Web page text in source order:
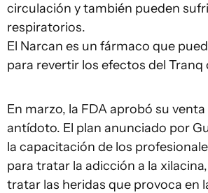
circulación y también pueden
respiratorios.
El Narcan es un fármaco que
para revertir los efectos del Tranq
En marzo, la FDA aprobó su
antídoto. El plan anunciado por
la capacitación de los
para tratar la adicción a la
tratar las heridas que provoca en